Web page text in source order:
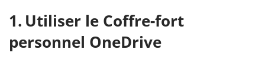
Utiliser le Coffre-fort
personnel OneDrive